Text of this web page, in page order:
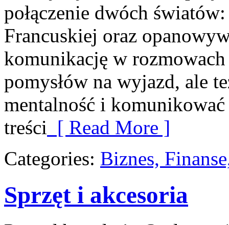
połączenie dwóch
Francuskiej oraz
komunikację w
pomysłów na wyjazd, ale
mentalność i
treści [ Read More ]
Categories: Biznes,
Sprzęt i akcesoria